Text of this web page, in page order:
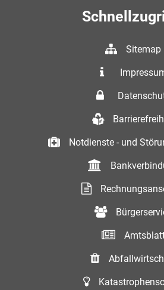
Sitemap
Notdienste - und